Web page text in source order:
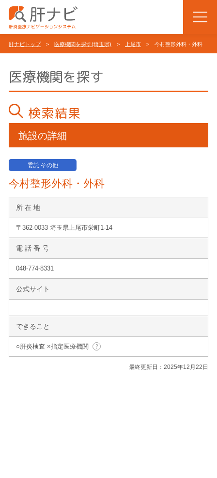
肝ナビトップ> 医療機関を探す(埼玉県) > 上尾市 > 今村整形外科・外科
医療機関を探す
検索結果
施設の詳細
委託:その他
今村整形外科・外科
所 在 地
〒362-0033 埼玉県上尾市栄町1-14
電 話 番 号
048-774-8331
公式サイト
できること
○肝炎検査 ×指定医療機関
最終更新日：2025年12月22日